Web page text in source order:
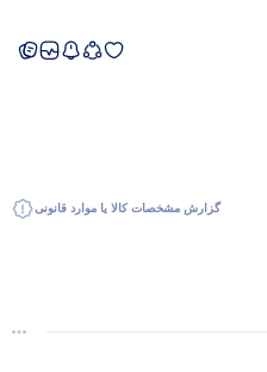
گزارش مشخصات کالا یا موارد قانونی